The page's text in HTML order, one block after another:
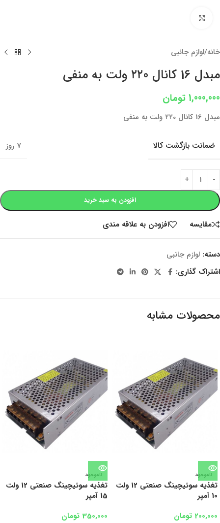
خانه/لوازم جانبی
مبدل 1۶ کانال ۲۲0 ولت به منفی
1,000,000 تومان
مبدل 1۶ کانال ۲۲0 ولت به منفی
ضمانت بازگشت کالا 7 روز
افزودن به سبد خرید
مقایسه افزودن به علاقه مندی
دسته: لوازم جانبی
اشتراک گذاری:
محصولات مشابه
ناموجود
تغذیه سوئیچینگ صنعتی 12 ولت
10 آمپر
200,000 تومان
ناموجود
تغذیه سوئیچینگ صنعتی 12 ولت
15 آمپر
350,000 تومان